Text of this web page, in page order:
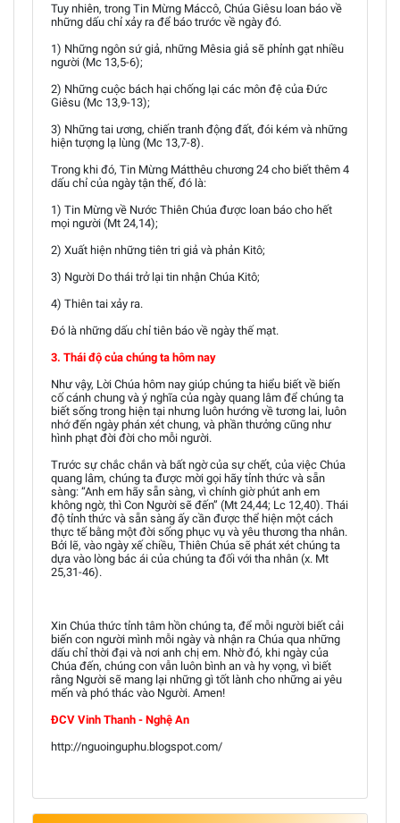
Tuy nhiên, trong Tin Mừng Máccô, Chúa Giêsu loan báo về
những dấu chỉ xảy ra để báo trước về ngày đó.
1) Những ngôn sứ giả, những Mêsia giả sẽ phỉnh gạt nhiều
người (Mc 13,5-6);
2) Những cuộc bách hại chống lại các môn đệ của Đức
Giêsu (Mc 13,9-13);
3) Những tai ương, chiến tranh động đất, đói kém và những
hiện tượng lạ lùng (Mc 13,7-8).
Trong khi đó, Tin Mừng Mátthêu chương 24 cho biết thêm 4
dấu chỉ của ngày tận thế, đó là:
1) Tin Mừng về Nước Thiên Chúa được loan báo cho hết
mọi người (Mt 24,14);
2) Xuất hiện những tiên tri giả và phản Kitô;
3) Người Do thái trở lại tin nhận Chúa Kitô;
4) Thiên tai xảy ra.
Đó là những dấu chỉ tiên báo về ngày thế mạt.
3. Thái độ của chúng ta hôm nay
Như vậy, Lời Chúa hôm nay giúp chúng ta hiểu biết về biến
cố cánh chung và ý nghĩa của ngày quang lâm để chúng ta
biết sống trong hiện tại nhưng luôn hướng về tương lai, luôn
nhớ đến ngày phán xét chung, và phần thưởng cũng như
hình phạt đời đời cho mỗi người.
Trước sự chắc chắn và bất ngờ của sự chết, của việc Chúa
quang lâm, chúng ta được mời gọi hãy tỉnh thức và sẵn
sàng: “Anh em hãy sẵn sàng, vì chính giờ phút anh em
không ngờ, thì Con Người sẽ đến” (Mt 24,44; Lc 12,40). Thái
độ tỉnh thức và sẵn sàng ấy cần được thể hiện một cách
thực tế bằng một đời sống phục vụ và yêu thương tha nhân.
Bởi lẽ, vào ngày xế chiều, Thiên Chúa sẽ phát xét chúng ta
dựa vào lòng bác ái của chúng ta đối với tha nhân (x. Mt
25,31-46).
Xin Chúa thức tỉnh tâm hồn chúng ta, để mỗi người biết cải
biến con người mình mỗi ngày và nhận ra Chúa qua những
dấu chỉ thời đại và nơi anh chị em. Nhờ đó, khi ngày của
Chúa đến, chúng con vẫn luôn bình an và hy vọng, vì biết
rằng Người sẽ mang lại những gì tốt lành cho những ai yêu
mến và phó thác vào Người. Amen!
ĐCV Vinh Thanh - Nghệ An
http://nguoinguphu.blogspot.com/